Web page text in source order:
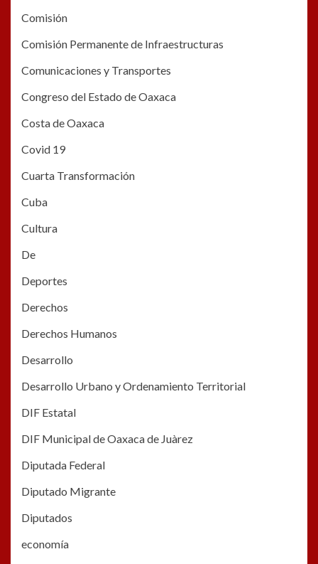
Comisión
Comisión Permanente de Infraestructuras
Comunicaciones y Transportes
Congreso del Estado de Oaxaca
Costa de Oaxaca
Covid 19
Cuarta Transformación
Cuba
Cultura
De
Deportes
Derechos
Derechos Humanos
Desarrollo
Desarrollo Urbano y Ordenamiento Territorial
DIF Estatal
DIF Municipal de Oaxaca de Juàrez
Diputada Federal
Diputado Migrante
Diputados
economía